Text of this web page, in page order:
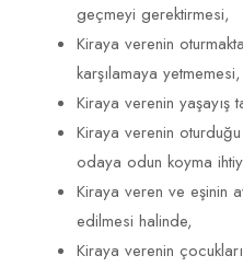
geçmeyi gerektirmesi,
Kiraya verenin
karşılamaya yetmemesi,
Kiraya verenin yaşayış
Kiraya verenin
odaya odun koyma
Kiraya veren ve eşinin
edilmesi halinde,
Kiraya verenin